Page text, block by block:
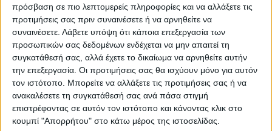
πρόσβαση σε πιο λεπτομερείς πληροφορίες και να αλλάξετε τις
προτιμήσεις σας πριν συναινέσετε ή να αρνηθείτε να
συναινέσετε. Λάβετε υπόψη ότι κάποια επεξεργασία των
προσωπικών σας δεδομένων ενδέχεται να μην απαιτεί τη
συγκατάθεσή σας, αλλά έχετε το δικαίωμα να αρνηθείτε αυτήν
την επεξεργασία. Οι προτιμήσεις σας θα ισχύουν μόνο για αυτόν
τον ιστότοπο. Μπορείτε να αλλάξετε τις προτιμήσεις σας ή να
ανακαλέσετε τη συγκατάθεσή σας ανά πάσα στιγμή
επιστρέφοντας σε αυτόν τον ιστότοπο και κάνοντας κλικ στο
κουμπί "Απορρήτου" στο κάτω μέρος της ιστοσελίδας.
ΠΡΟΗΓΟΥΜΕΝΟ ΑΡΘΡΟ
Δημιουργείται νέο
κοιμητήριο στο Καρποχώρι
ΕΠΟΜΕΝΟ ΑΡΘΡΟ
Υποβάθμιση της παραγωγής
σε βαμβακοκαλλιέργειες στο
Ν. Καρδίτσας εξαιτίας της
έλλειψης νερού